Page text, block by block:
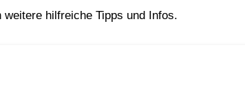
weitere hilfreiche Tipps und Infos.